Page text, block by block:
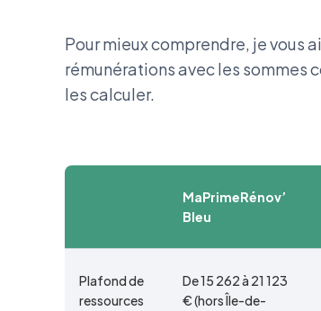
Pour mieux comprendre, je vous
rémunérations avec les sommes
les calculer.
MaPrimeRénov’
Bleu
Plafond de
ressources
De 15 262 à 21 123
€ (hors Île-de-